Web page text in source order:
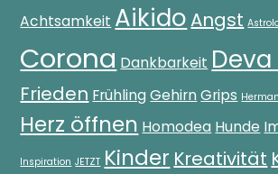
Achtsamkeit AikidoAngst
Corona Dankbarkeit
Frieden Frühling Gehirn Grips
Herz öffnen Homodea Hunde
Inspiration JETZT Kinder Kreativität